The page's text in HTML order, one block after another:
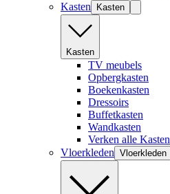
Kasten
Kasten
Kasten
TV meubels
Opbergkasten
Boekenkasten
Dressoirs
Buffetkasten
Wandkasten
Verken alle Kasten
Vloerkleden Vloerkleden